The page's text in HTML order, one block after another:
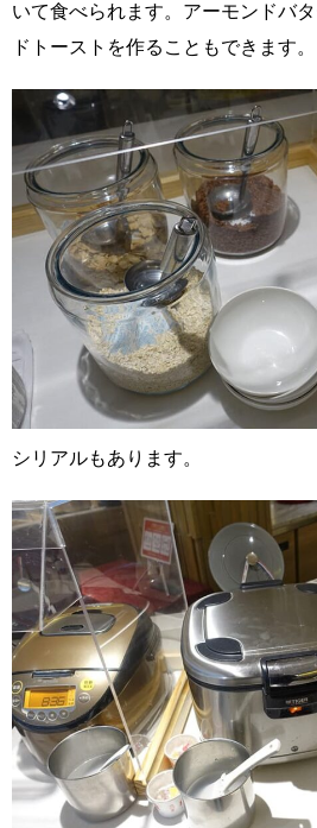
いて食べられます。アーモンドバ
ドトーストを作ることもできます。
シリアルもあります。